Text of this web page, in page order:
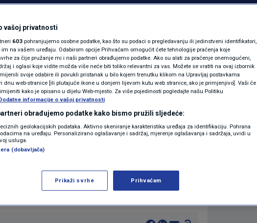
MAGAZIN
KOLUMNE
N1(DIS)INFO
KLIMATSKE PROMJENE
FOTO
VIDEO
SDP-a i
dva argumenta
VIJESTI | 2 komentara
Više
Bojan Glavašević, gostovao je u
glasanju o raspuštanju Sabora i
vašoj privatnosti
603 pohranjujemo osobne podatke, kao što su podaci o pregledavanju ili jedinstveni identifikatori,
na vašem uređaju. Odabirom opcije Prihvaćam omogućit ćete tehnologije praćenja koje
za čije pružanje mi i naši partneri obrađujemo podatke. Ako su alati za praćenje onemogućeni,
i oglasi koje vidite možda više neće biti toliko relevantni za vas. Možete se vratiti na ovaj izbornik
svoje odabire ili povukli pristanak u bilo kojem trenutku klikom na Upravljaj postavkama
dnu web-stranice [ili plutajuće ikone u donjem lijevom kutu web stranice, ako je primjenjivo]. Vaši će
kako je opisano u dijelu Web-mjesto. Za više pojedinosti pogledajte našu Politiku
informacije o vašoj privatnosti
obrađujemo podatke kako bismo pružili sljedeće:
geolokacijskih podataka. Aktivno skeniranje karakteristika uređaja za identifikaciju. Pohrana
na uređaju. Personalizirano oglašavanje i sadržaj, mjerenje oglašavanja i sadržaja, uvidi u
usluga.
(dobavljača)
Prikaži svrhe Prihvaćam